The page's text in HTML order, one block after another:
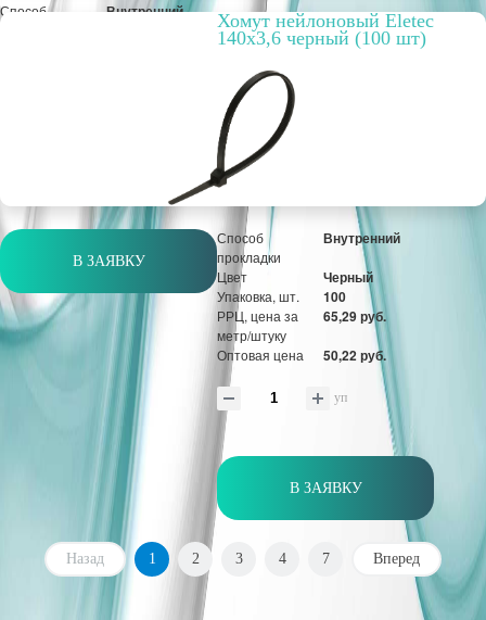
Способ
Внутренний
В ЗАЯВКУ
Хомут нейлоновый Eletec
140х3,6 черный (100 шт)
Способ
прокладки
Внутренний
Цвет Черный
Упаковка, шт. 100
РРЦ, цена за
метр/штуку
65,29 руб.
Оптовая цена 50,22 руб.
уп
В ЗАЯВКУ
Назад 1 2 3 4 7 Вперед